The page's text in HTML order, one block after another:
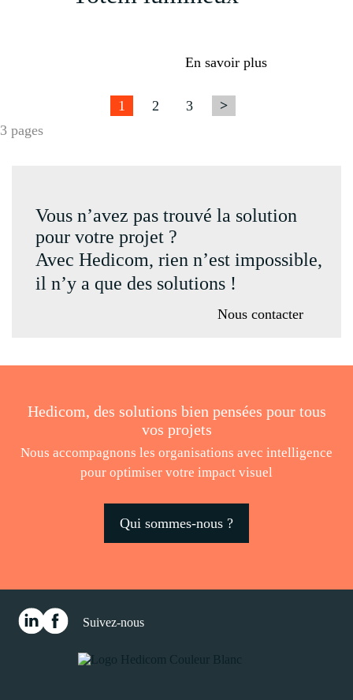
En savoir plus
1 2 3
>
3 pages
Vous n’avez pas trouvé la solution
pour votre projet ?
Avec Hedicom, rien n’est impossible,
il n’y a que des solutions !
Nous contacter
Hedicom, des solutions bien pensées pour tous
vos projets
Nous accompagnons les organisations avec intelligence
pour optimiser votre impact visuel
Qui sommes-nous ?
Suivez-nous